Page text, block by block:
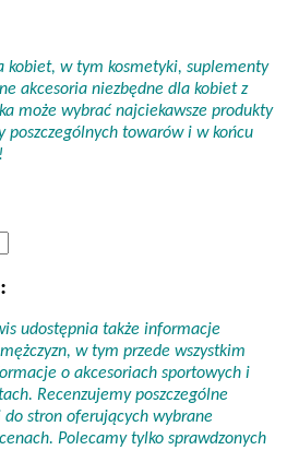
kobiet, w tym kosmetyki, suplementy
akcesoria niezbędne dla kobiet z
może wybrać najciekawsze produkty
poszczególnych towarów i w końcu
udostępnia także informacje
w tym przede wszystkim
o akcesoriach sportowych i
Recenzujemy poszczególne
stron oferujących wybrane
Polecamy tylko sprawdzonych